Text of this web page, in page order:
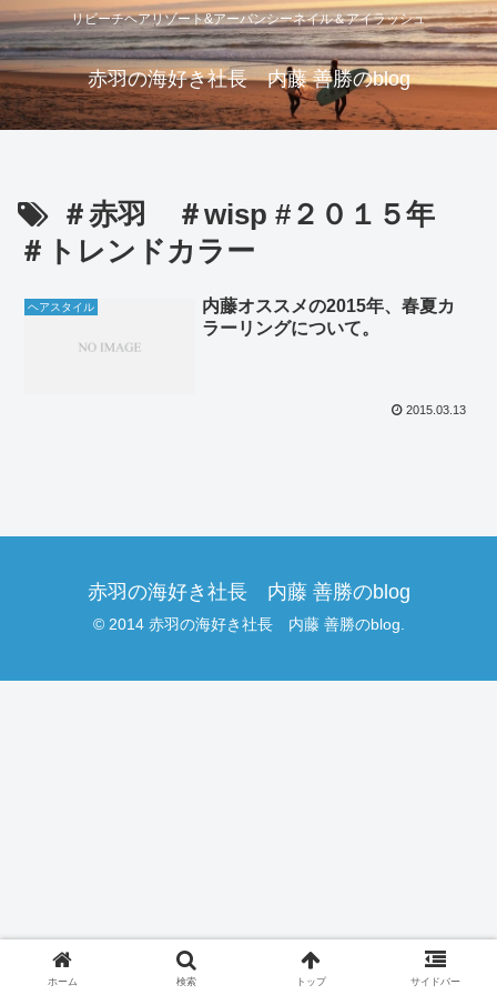
リビーチヘアリゾート&アーバンシーネイル＆アイラッシュ
赤羽の海好き社長 内藤 善勝のblog
＃赤羽 ＃wisp #２０１５年
＃トレンドカラー
ヘアスタイル
内藤オススメの2015年、春夏カ
ラーリングについて。
2015.03.13
赤羽の海好き社長 内藤 善勝のblog
© 2014 赤羽の海好き社長 内藤 善勝のblog.
ホーム 検索 トップ サイドバー